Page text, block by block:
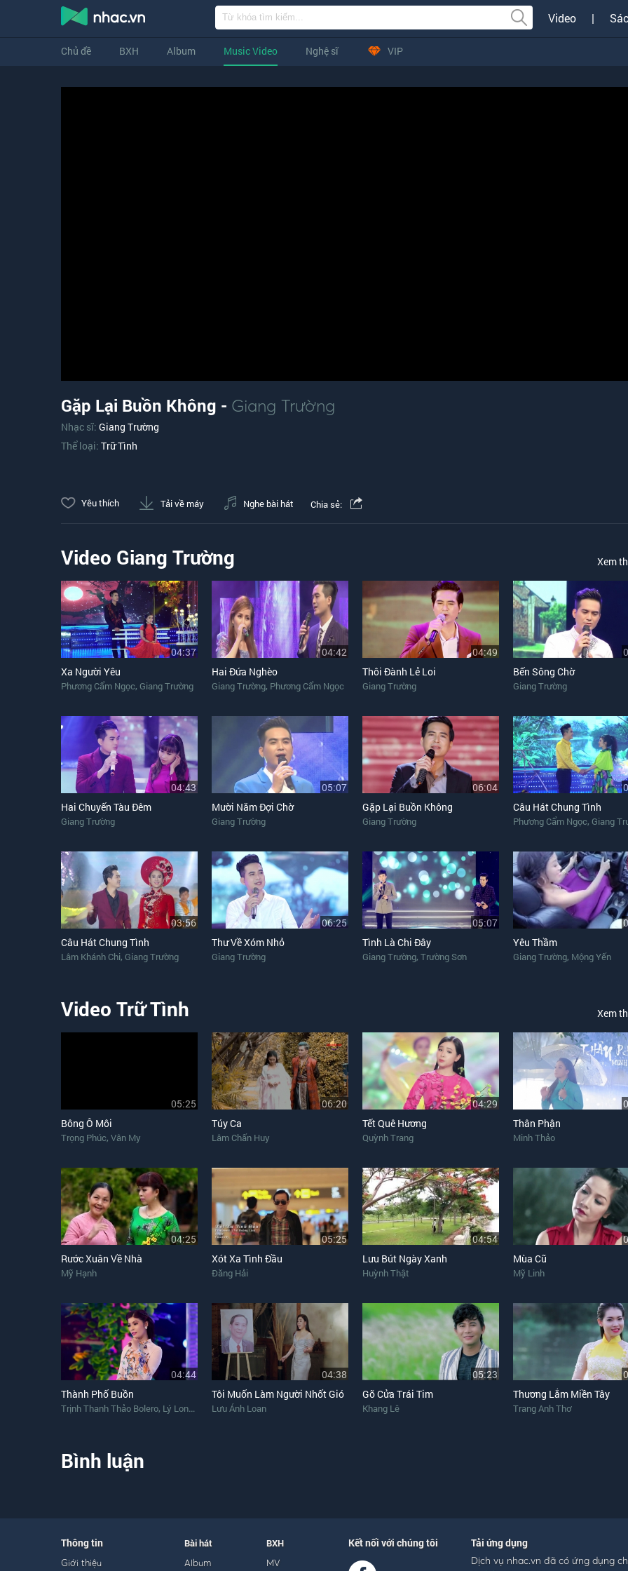
Video |
Chủ đề BXH Album Music Video Nghệ sĩ VIP
Gặp Lại Buồn Không - Giang Trường
Nhạc sĩ: Giang Trường
Thể loại: Trữ Tình
Yêu thích Tải về máy Nghe bài hát Chia sẻ:
Video Giang Trường Xem
04:37
Xa Người Yêu
Phương Cẩm Ngọc, Giang Trường
04:42
Hai Đứa Nghèo
Giang Trường, Phương Cẩm Ngọc
04:49
Thôi Đành Lẻ Loi
Giang Trường
Bến Sông Chờ
Giang Trường
04:43
Hai Chuyến Tàu Đêm
Giang Trường
05:07
Mười Năm Đợi Chờ
Giang Trường
06:04
Gặp Lại Buồn Không
Giang Trường
Câu Hát Chung Tình
Phương Cẩm Ngọc, Giang
03:56
Câu Hát Chung Tình
Lâm Khánh Chi, Giang Trường
06:25
Thư Về Xóm Nhỏ
Giang Trường
05:07
Tình Là Chi Đây
Giang Trường, Trường Sơn
Yêu Thầm
Giang Trường, Mộng Yến
Video Trữ Tình Xem
05:25
Bông Ô Môi
Trọng Phúc, Vân My
06:20
Túy Ca
Lâm Chấn Huy
04:29
Tết Quê Hương
Quỳnh Trang
Thân Phận
Minh Thảo
04:25
Rước Xuân Về Nhà
Mỹ Hạnh
05:25
Xót Xa Tình Đầu
Đăng Hải
04:54
Lưu Bút Ngày Xanh
Huỳnh Thật
Mùa Cũ
Mỹ Linh
04:44
Thành Phố Buồn
Trịnh Thanh Thảo Bolero, Lý Long Hùng
04:38
Tôi Muốn Làm Người Nhốt Gió
Lưu Ánh Loan
05:23
Gõ Cửa Trái Tim
Khang Lê
Thương Lắm Miền Tây
Trang Anh Thơ
Bình luận
Thông tin
Giới thiệu
Bài hát
Album
BXH
MV
Kết nối với chúng tôi Tải ứng dụng
Dịch vụ nhac.vn đã có ứng dụng